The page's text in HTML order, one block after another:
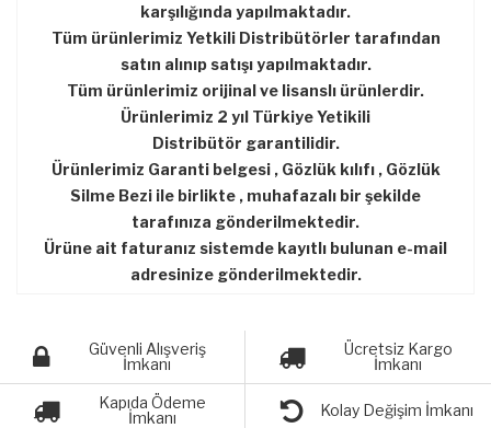
karşılığında yapılmaktadır.
Tüm ürünlerimiz Yetkili Distribütörler tarafından
satın alınıp satışı yapılmaktadır.
Tüm ürünlerimiz orijinal ve lisanslı ürünlerdir.
Ürünlerimiz 2 yıl Türkiye Yetikili
Distribütör garantilidir.
Ürünlerimiz Garanti belgesi , Gözlük kılıfı , Gözlük
Silme Bezi ile birlikte , muhafazalı bir şekilde
tarafınıza gönderilmektedir.
Ürüne ait faturanız sistemde kayıtlı bulunan e-mail
adresinize gönderilmektedir.
Güvenli Alışveriş
İmkanı
Ücretsiz Kargo
İmkanı
Kapıda Ödeme
İmkanı
Kolay Değişim İmkanı